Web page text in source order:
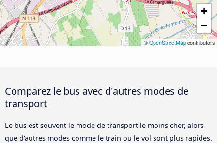
+
−
© OpenStreetMapcontributors
Comparez le bus avec d'autres modes de
transport
Le bus est souvent le mode de transport le moins cher, alors
que d'autres modes comme le train ou le vol sont plus rapides.